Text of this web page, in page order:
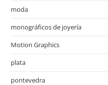
moda
monográficos de joyería
Motion Graphics
plata
pontevedra